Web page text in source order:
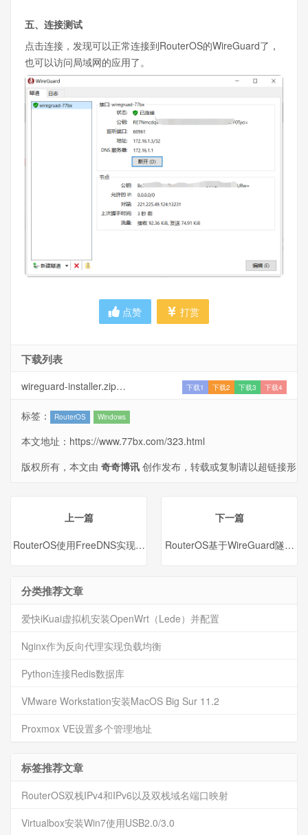
五、连接测试
点击连接，发现可以正常连接到RouterOS的WireGuard了，
也可以访问局域网的应用了。
点赞 打赏
下载列表
wireguard-installer.zip 下载1 下载2 下载3 下载4
标签： RouterOS Windows
本文地址： https://www.77bx.com/323.html
版权所有，本文由 奇奇博讯 创作发布，转载或复制请以超链接形
上一篇
RouterOS使用FreeDNS实现DDNS动态解析
下一篇
RouterOS基于WireGuard隧道和
分类推荐文章
爱快iKuai虚拟机安装OpenWrt（Lede）并配置
Nginx作为反向代理实现负载均衡
Python连接Redis数据库
VMware Workstation安装MacOS Big Sur 11.2
Proxmox VE设置多个管理地址
标签推荐文章
RouterOS双栈IPv4和IPv6以及双栈域名端口映射
Virtualbox安装Win7使用USB2.0/3.0